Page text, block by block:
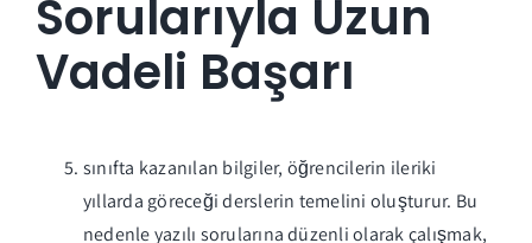
Sorularıyla Uzun
Vadeli Başarı
sınıfta kazanılan bilgiler, öğrencilerin ileriki
yıllarda göreceği derslerin temelini oluşturur. Bu
nedenle yazılı sorularına düzenli olarak çalışmak,